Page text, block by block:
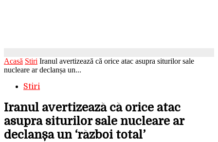
Acasă Stiri Iranul avertizează că orice atac asupra siturilor sale
nucleare ar declanșa un...
Stiri
Iranul avertizează că orice atac
asupra siturilor sale nucleare ar
declanșa un ‘război total’